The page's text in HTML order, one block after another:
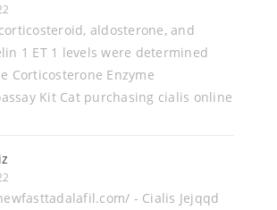
aldosterone, and
1 ET 1 levels were determined
Corticosterone Enzyme
Kit Cat purchasing cialis online
- Cialis Jejqqd